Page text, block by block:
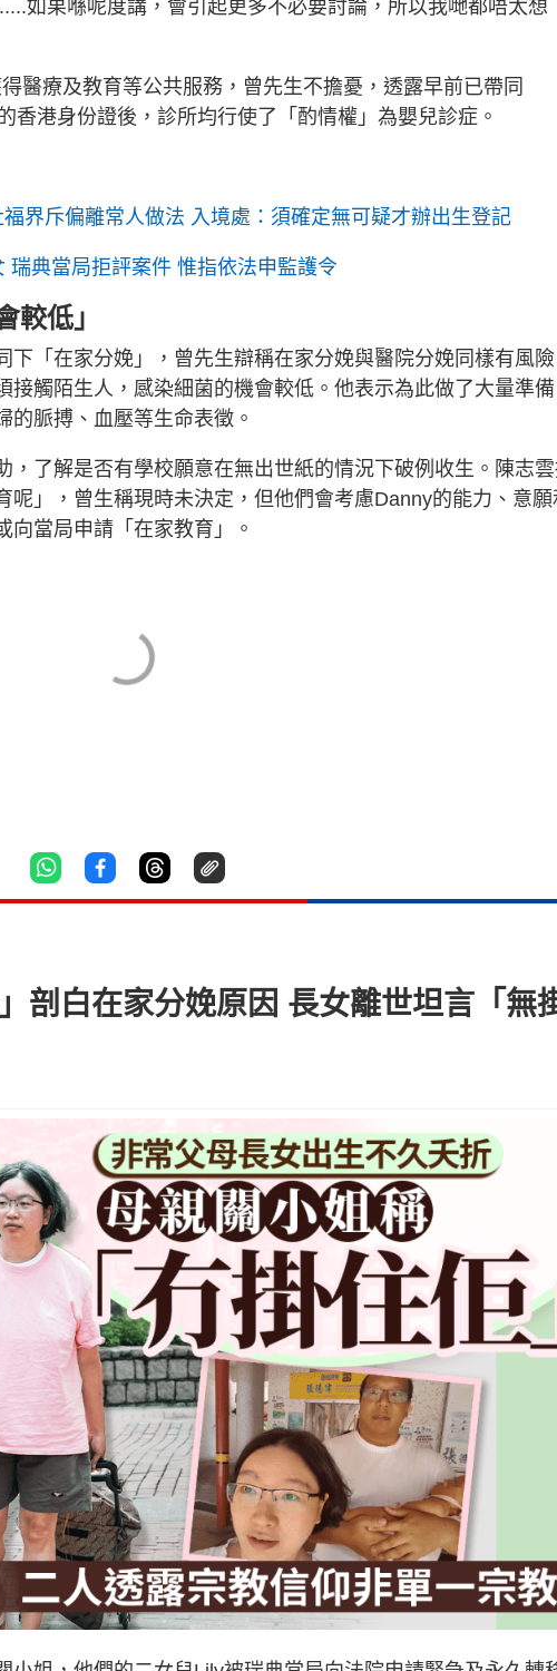
如果喺呢度講，會引起更多不必要討論，所以我哋都唔太想
醫療及教育等公共服務，曾先生不擔憂，透露早前已帶同
香港身份證後，診所均行使了「酌情權」為嬰兒診症。
界斥偏離常人做法 入境處：須確定無可疑才辦出生登記
典當局拒評案件 惟指依法申監護令
較低」
「在家分娩」，曾先生辯稱在家分娩與醫院分娩同樣有風險
觸陌生人，感染細菌的機會較低。他表示為此做了大量準備
的脈搏、血壓等生命表徵。
，了解是否有學校願意在無出世紙的情況下破例收生。陳志
呢」，曾生稱現時未決定，但他們會考慮Danny的能力、意願
向當局申請「在家教育」。
剖白在家分娩原因 長女離世坦言「無